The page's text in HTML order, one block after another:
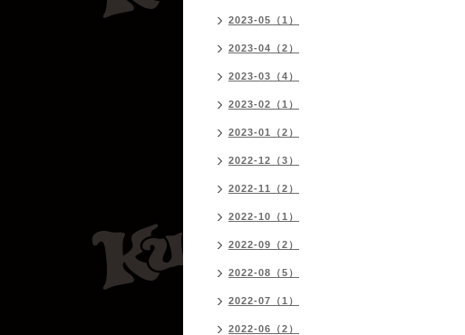
2023-05（1）
2023-04（2）
2023-03（4）
2023-02（1）
2023-01（2）
2022-12（3）
2022-11（2）
2022-10（1）
2022-09（2）
2022-08（5）
2022-07（1）
2022-06（2）